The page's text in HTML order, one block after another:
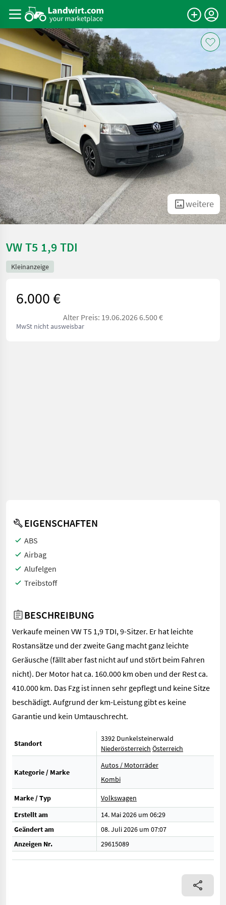
weitere
VW T5 1,9 TDI
Kleinanzeige
6.000 €
Alter Preis: 19.06.2026 6.500 €
MwSt nicht ausweisbar
EIGENSCHAFTEN
ABS
Airbag
Alufelgen
Treibstoff
BESCHREIBUNG
Verkaufe meinen VW T5 1,9 TDI, 9-Sitzer. Er hat leichte
Rostansätze und der zweite Gang macht ganz leichte
Geräusche (fällt aber fast nicht auf und stört beim Fahren
nicht). Der Motor hat ca. 160.000 km oben und der Rest ca.
410.000 km. Das Fzg ist innen sehr gepflegt und keine Sitze
beschädigt. Aufgrund der km-Leistung gibt es keine
Garantie und kein Umtauschrecht.
Standort
3392 Dunkelsteinerwald
Niederösterreich Österreich
Kategorie / Marke
Autos / Motorräder
Kombi
Marke / Typ
Volkswagen
Erstellt am
14. Mai 2026 um 06:29
Geändert am
08. Juli 2026 um 07:07
Anzeigen Nr.
29615089